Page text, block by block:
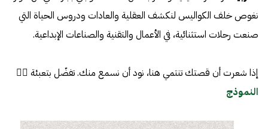
نغوص خلف الكواليس لنكشف العقلية والعادات ودروس الحياة التي
صنعت رحلات استثنائية، في الأعمال والتقنية والصناعات الإبداعية.
إذا شعرت أن قصتك تنتمي هنا، نود أن نسمع منك. تفضّل بتعبئة 👈🏼
النموذج